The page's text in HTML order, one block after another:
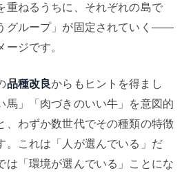
重ねるうちに、それぞれの島で
グループ」が固定されていく——
ージです。
品種改良からもヒントを得まし
馬」「肉づきのいい牛」を意図的
、わずか数世代でその種類の特徴
。これは「人が選んでいる」だ
は「環境が選んでいる」ことにな